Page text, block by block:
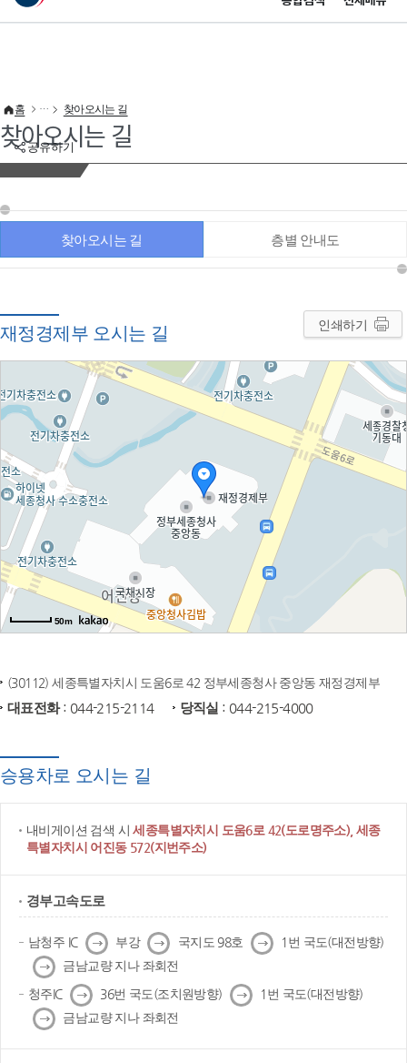
이 누리집은 대한민국 공식 전자정부 누리집입니다.
공유하기
홈 찾아오시는 길
찾아오시는 길
찾아오시는 길 층별 안내도
재정경제부 오시는 길 인쇄하기
50m
(30112) 세종특별자치시 도움6로 42 정부세종청사 중앙동 재정경제부
대표전화: 044-215-2114 당직실 : 044-215-4000
승용차로 오시는 길
내비게이션 검색 시세종특별자치시 도움6로 42(도로명주소), 세종
특별자치시 어진동 572(지번주소)
경부고속도로
남청주 IC 다
음
부강 다
음
국지도 98호 다
음
1번 국도(대전방향)
다
음
금남교량 지나 좌회전
청주IC 다
음
36번 국도(조치원방향) 다
음
1번 국도(대전방향)
다
음
금남교량 지나 좌회전